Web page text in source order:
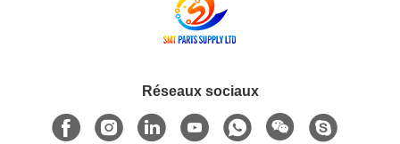
Réseaux sociaux